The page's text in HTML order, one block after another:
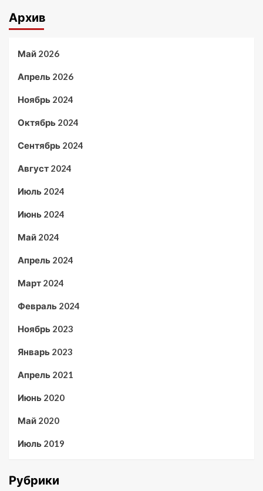
Архив
Май 2026
Апрель 2026
Ноябрь 2024
Октябрь 2024
Сентябрь 2024
Август 2024
Июль 2024
Июнь 2024
Май 2024
Апрель 2024
Март 2024
Февраль 2024
Ноябрь 2023
Январь 2023
Апрель 2021
Июнь 2020
Май 2020
Июль 2019
Рубрики